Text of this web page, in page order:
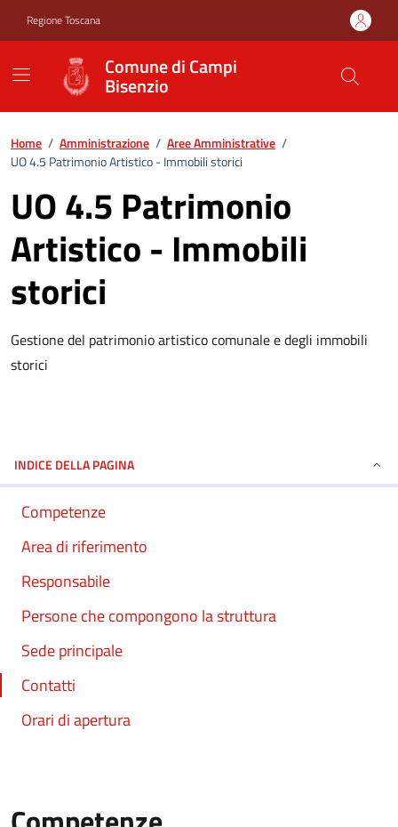
Regione Toscana
Comune di Campi
Bisenzio
Home / Amministrazione / Aree Amministrative /
UO 4.5 Patrimonio Artistico - Immobili storici
UO 4.5 Patrimonio
Artistico - Immobili
storici
Gestione del patrimonio artistico comunale e degli immobili
storici
INDICE DELLA PAGINA
Competenze
Area di riferimento
Responsabile
Persone che compongono la struttura
Sede principale
Contatti
Orari di apertura